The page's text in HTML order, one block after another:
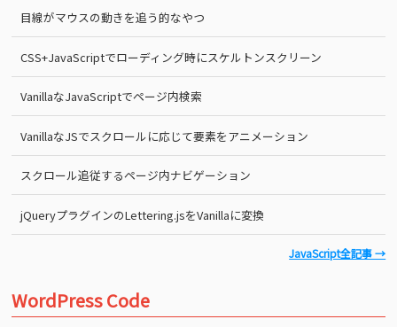
目線がマウスの動きを追う的なやつ
CSS+JavaScriptでローディング時にスケルトンスクリーン
VanillaなJavaScriptでページ内検索
VanillaなJSでスクロールに応じて要素をアニメーション
スクロール追従するページ内ナビゲーション
jQueryプラグインのLettering.jsをVanillaに変換
JavaScript全記事 →
WordPress Code